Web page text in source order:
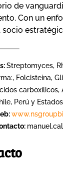
de
Con un
Streptomyces,
Folcisteína,
carboxílicos,
Perú y